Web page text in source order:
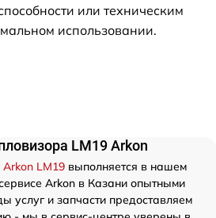
или техническим
использовании.
LM19 Arkon
LM19 выполняется в нашем
Arkon в Казани опытными
услуг и запчасти предоставляем